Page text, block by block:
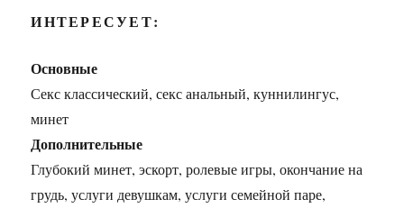
ИНТЕРЕСУЕТ:
Основные
Секс классический, секс анальный, куннилингус,
минет
Дополнительные
Глубокий минет, эскорт, ролевые игры, окончание на
грудь, услуги девушкам, услуги семейной паре,